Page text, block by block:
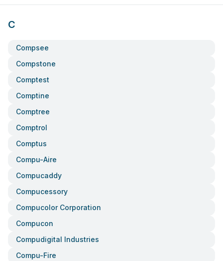
C
Compsee
Compstone
Comptest
Comptine
Comptree
Comptrol
Comptus
Compu-Aire
Compucaddy
Compucessory
Compucolor Corporation
Compucon
Compudigital Industries
Compu-Fire